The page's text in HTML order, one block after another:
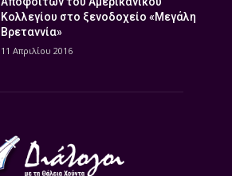
Κολλεγίου στο ξενοδοχείο «Μεγάλη
Βρεταννία»
11 Απριλίου 2016